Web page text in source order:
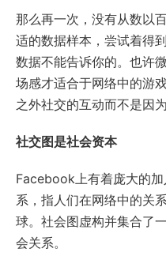
那么再一次，没有从数以
适的数据样本，尝试着得
数据不能告诉你的。也许
场感才适合于网络中的游
之外社交的互动而不是因
社交图是社会资本
Facebook上有着庞大的加
系，指人们在网络中的关
球。社会图虚构并集合了
会关系。